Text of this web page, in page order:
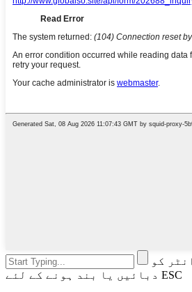
کو
دبائیں یا بند ہونے کے لئے ESC